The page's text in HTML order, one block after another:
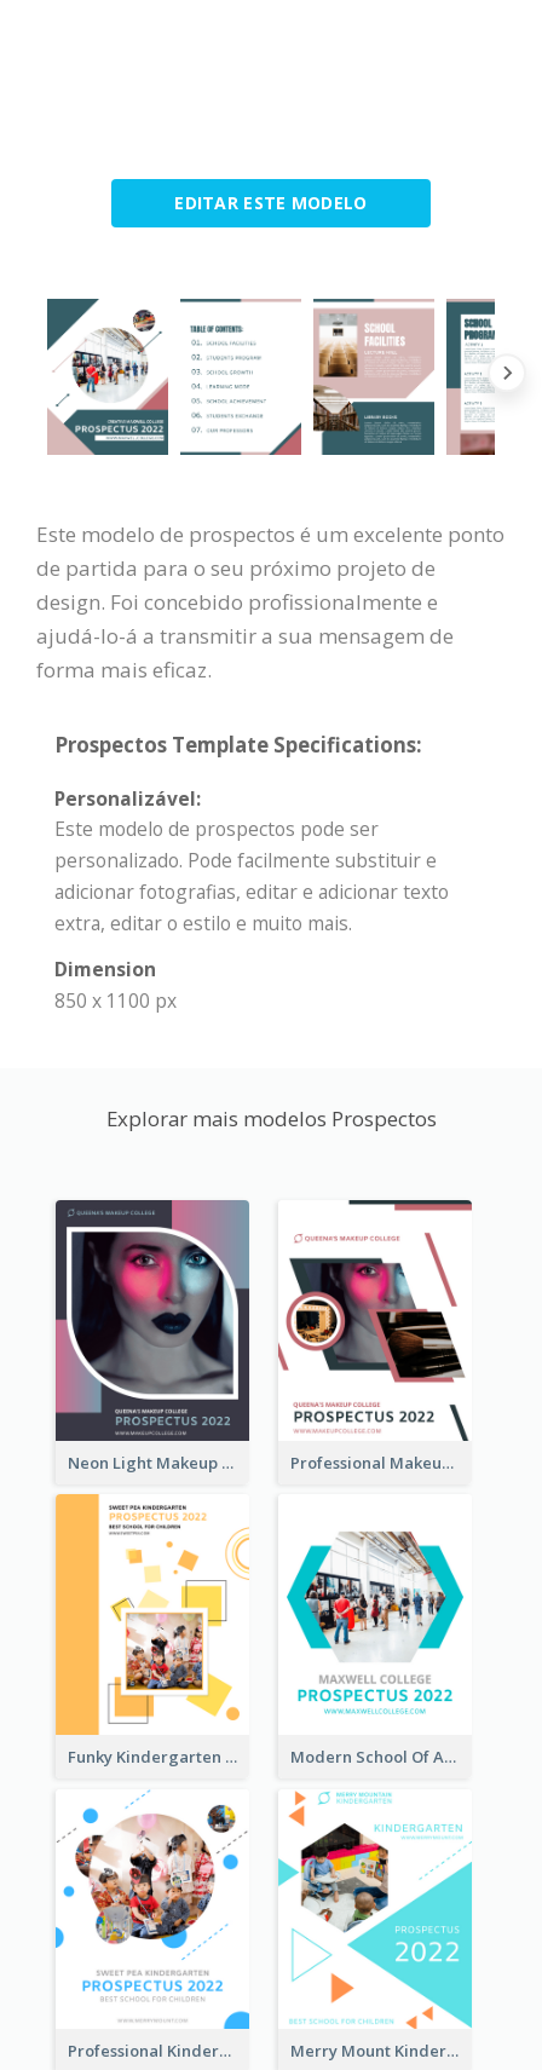
EDITAR ESTE MODELO
Este modelo de prospectos é um excelente ponto
de partida para o seu próximo projeto de
design. Foi concebido profissionalmente e
ajudá-lo-á a transmitir a sua mensagem de
forma mais eficaz.
Prospectos Template Specifications:
Personalizável:
Este modelo de prospectos pode ser
personalizado. Pode facilmente substituir e
adicionar fotografias, editar e adicionar texto
extra, editar o estilo e muito mais.
Dimension
850 x 1100 px
Explorar mais modelos Prospectos
Neon Light Makeup School Prospectus Professional Makeup School Prospectus
Funky Kindergarten Prospectus Modern School Of Art Prospectus
Professional Kindergarten Prospectus Merry Mount Kindergarten Prospectus